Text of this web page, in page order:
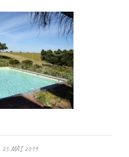
25 MAI 2019